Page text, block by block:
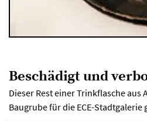
Beschädigt und
Dieser Rest einer Trinkflasche
Baugrube für die ECE-Stadtgalerie